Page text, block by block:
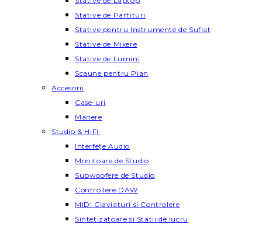
Stative de Partituri
Stative pentru Instrumente de Suflat
Stative de Mixere
Stative de Lumini
Scaune pentru Pian
Accesorii
Case-uri
Manere
Studio & HiFi
Interfețe Audio
Monitoare de Studio
Subwoofere de Studio
Controllere DAW
MIDI Claviaturi si Controlere
Sintetizatoare si Statii de lucru